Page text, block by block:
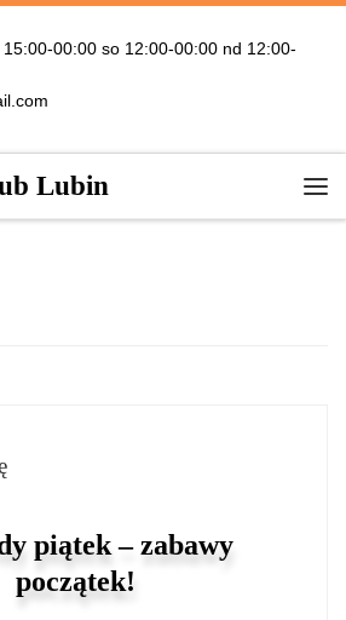
00:00 so 12:00-00:00 nd 12:00-
Lubin
piątek – zabawy
początek!